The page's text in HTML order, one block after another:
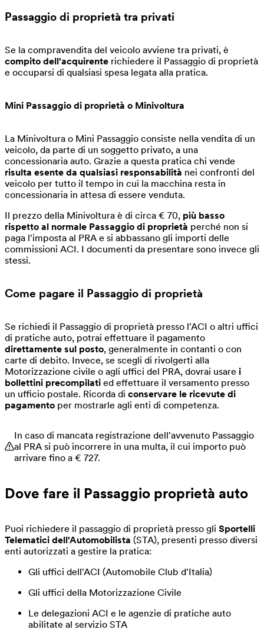
Passaggio di proprietà tra privati
Se la compravendita del veicolo avviene tra privati, è
compito dell'acquirente richiedere il Passaggio di proprietà
e occuparsi di qualsiasi spesa legata alla pratica.
Mini Passaggio di proprietà o Minivoltura
La Minivoltura o Mini Passaggio consiste nella vendita di un
veicolo, da parte di un soggetto privato, a una
concessionaria auto. Grazie a questa pratica chi vende
risulta esente da qualsiasi responsabilità nei confronti del
veicolo per tutto il tempo in cui la macchina resta in
concessionaria in attesa di essere venduta.
Il prezzo della Minivoltura è di circa € 70, più basso
rispetto al normale Passaggio di proprietà perché non si
paga l'imposta al PRA e si abbassano gli importi delle
commissioni ACI. I documenti da presentare sono invece gli
stessi.
Come pagare il Passaggio di proprietà
Se richiedi il Passaggio di proprietà presso l'ACI o altri uffici
di pratiche auto, potrai effettuare il pagamento
direttamente sul posto, generalmente in contanti o con
carte di debito. Invece, se scegli di rivolgerti alla
Motorizzazione civile o agli uffici del PRA, dovrai usare i
bollettini precompilati ed effettuare il versamento presso
un ufficio postale. Ricorda di conservare le ricevute di
pagamento per mostrarle agli enti di competenza.
In caso di mancata registrazione dell'avvenuto Passaggio
al PRA si può incorrere in una multa, il cui importo può
arrivare fino a € 727.
Dove fare il Passaggio proprietà auto
Puoi richiedere il passaggio di proprietà presso gli Sportelli
Telematici dell'Automobilista (STA), presenti presso diversi
enti autorizzati a gestire la pratica:
Gli uffici dell'ACI (Automobile Club d'Italia)
Gli uffici della Motorizzazione Civile
Le delegazioni ACI e le agenzie di pratiche auto
abilitate al servizio STA